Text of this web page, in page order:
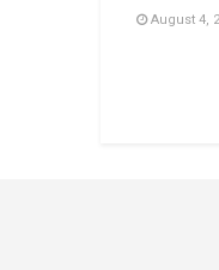
August 4,